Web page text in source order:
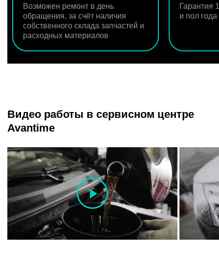
Возможен ремонт в день
обращения, за счёт наличия
собственного склада запчастей и
расходных материалов
Гарантия
и пол
Видео работы в сервисном центре
Avantime